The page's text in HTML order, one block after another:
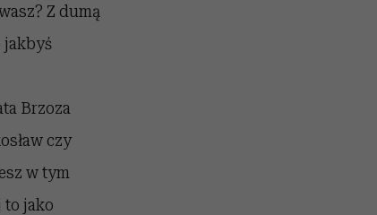
Z dumą
jakbyś
Brzoza
czy
w tym
to jako